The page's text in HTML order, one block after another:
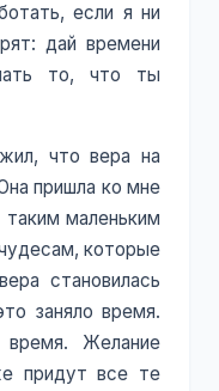
если я ни
дай времени
то, что ты
что вера на
пришла ко мне
маленьким
которые
становилась
заняло время.
время. Желание
придут все те